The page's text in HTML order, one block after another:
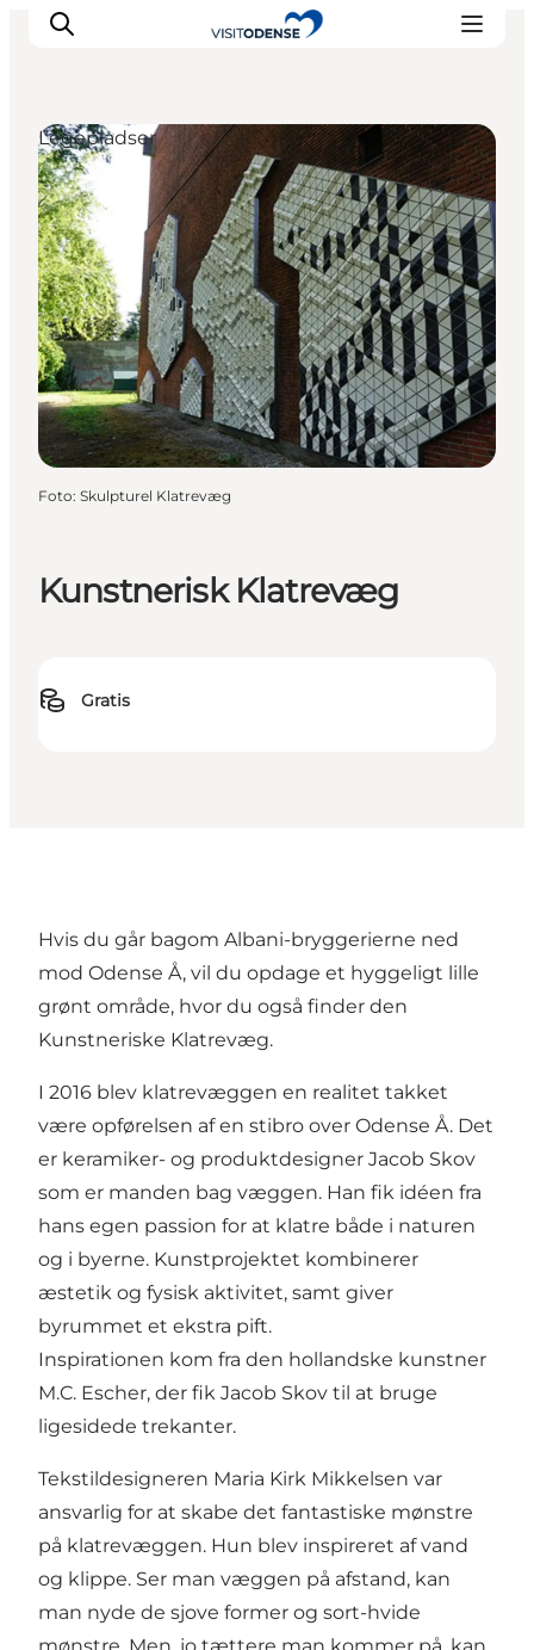
Oplev Odense
Det sker i Odense
Planlæg din tur
Inspiration
Kunstnerisk Klatrevæg
Gratis
Legepladser
Foto: Skulpturel Klatrevæg
Hvis du går bagom Albani-bryggerierne ned
mod Odense Å, vil du opdage et hyggeligt lille
grønt område, hvor du også finder den
Kunstneriske Klatrevæg.
I 2016 blev klatrevæggen en realitet takket
være opførelsen af en stibro over Odense Å. Det
er keramiker- og produktdesigner Jacob Skov
som er manden bag væggen. Han fik idéen fra
hans egen passion for at klatre både i naturen
og i byerne. Kunstprojektet kombinerer
æstetik og fysisk aktivitet, samt giver
byrummet et ekstra pift.
Inspirationen kom fra den hollandske kunstner
M.C. Escher, der fik Jacob Skov til at bruge
ligesidede trekanter.
Tekstildesigneren Maria Kirk Mikkelsen var
ansvarlig for at skabe det fantastiske mønstre
på klatrevæggen. Hun blev inspireret af vand
og klippe. Ser man væggen på afstand, kan
man nyde de sjove former og sort-hvide